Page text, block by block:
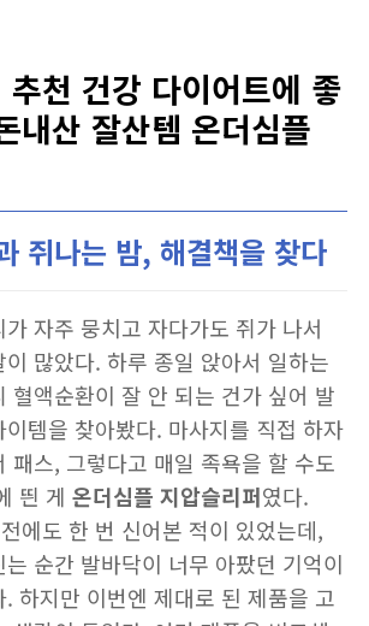
추천 건강 다이어트에 좋
내산 잘산템 온더심플
쥐나는 밤, 해결책을 찾다
자주 뭉치고 자다가도 쥐가 나서
많았다. 하루 종일 앉아서 일하는
혈액순환이 잘 안 되는 건가 싶어 발
템을 찾아봤다. 마사지를 직접 하자
패스, 그렇다고 매일 족욕을 할 수도
띈 게 온더심플 지압슬리퍼였다.
에도 한 번 신어본 적이 있었는데,
순간 발바닥이 너무 아팠던 기억이
하지만 이번엔 제대로 된 제품을 고